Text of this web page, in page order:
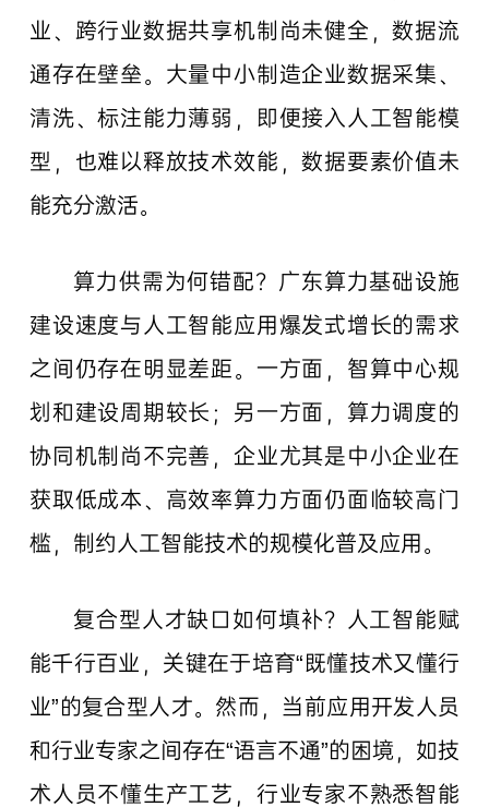
业、跨行业数据共享机制尚未健全，数据流
通存在壁垒。大量中小制造企业数据采集、
清洗、标注能力薄弱，即便接入人工智能模
型，也难以释放技术效能，数据要素价值未
能充分激活。
算力供需为何错配？广东算力基础设施
建设速度与人工智能应用爆发式增长的需求
之间仍存在明显差距。一方面，智算中心规
划和建设周期较长；另一方面，算力调度的
协同机制尚不完善，企业尤其是中小企业在
获取低成本、高效率算力方面仍面临较高门
槛，制约人工智能技术的规模化普及应用。
复合型人才缺口如何填补？人工智能赋
能千行百业，关键在于培育“既懂技术又懂行
业”的复合型人才。然而，当前应用开发人员
和行业专家之间存在“语言不通”的困境，如技
术人员不懂生产工艺，行业专家不熟悉智能